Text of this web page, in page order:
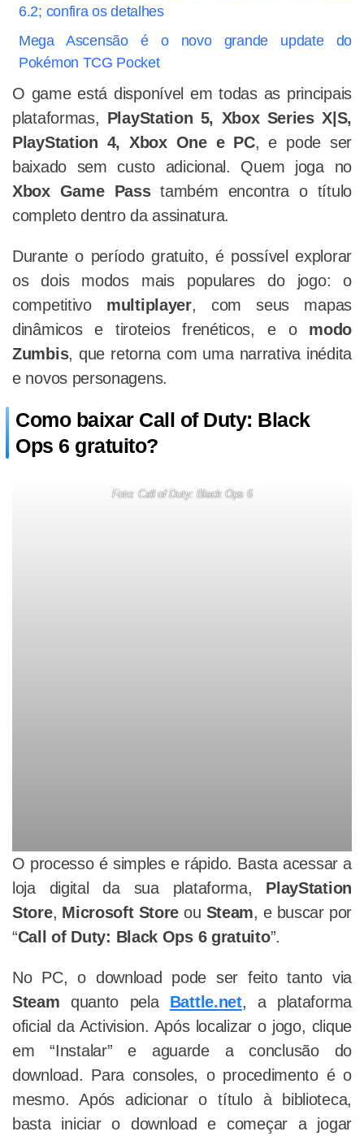
6.2; confira os detalhes
Mega Ascensão é o novo grande update do
Pokémon TCG Pocket
O game está disponível em todas as principais
plataformas, PlayStation 5, Xbox Series X|S,
PlayStation 4, Xbox One e PC, e pode ser
baixado sem custo adicional. Quem joga no
Xbox Game Passtambém encontra o título
completo dentro da assinatura.
Durante o período gratuito, é possível explorar
os dois modos mais populares do jogo: o
competitivo multiplayer, com seus mapas
dinâmicos e tiroteios frenéticos, e o modo
Zumbis, que retorna com uma narrativa inédita
e novos personagens.
Como baixar Call of Duty: Black
Ops 6 gratuito?
Foto: Call of Duty: Black Ops 6
O processo é simples e rápido. Basta acessar a
loja digital da sua plataforma, PlayStation
Store, Microsoft Store ou Steam, e buscar por
“Call of Duty: Black Ops 6 gratuito”.
No PC, o download pode ser feito tanto via
Steam quanto pela Battle.net, a plataforma
oficial da Activision. Após localizar o jogo, clique
em “Instalar” e aguarde a conclusão do
download. Para consoles, o procedimento é o
mesmo. Após adicionar o título à biblioteca,
basta iniciar o download e começar a jogar